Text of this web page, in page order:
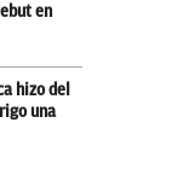
en
hizo del
una